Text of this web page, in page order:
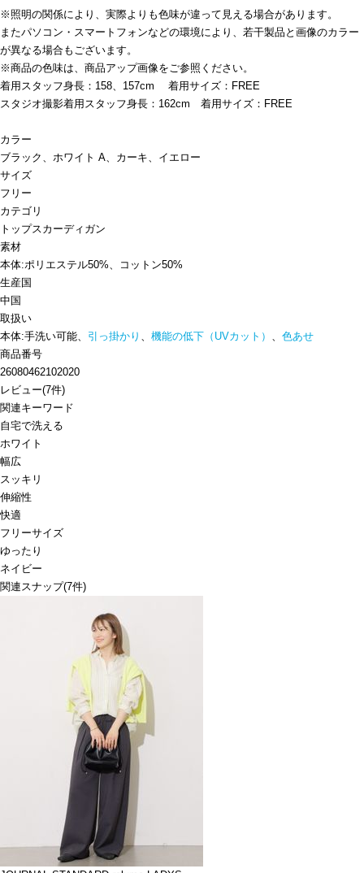
※照明の関係により、実際よりも色味が違って見える場合があります。
またパソコン・スマートフォンなどの環境により、若干製品と画像のカラー
が異なる場合もございます。
※商品の色味は、商品アップ画像をご参照ください。
着用スタッフ身長：158、157cm 着用サイズ：FREE
スタジオ撮影着用スタッフ身長：162cm 着用サイズ：FREE
カラー
ブラック、ホワイト A、カーキ、イエロー
サイズ
フリー
カテゴリ
トップスカーディガン
素材
本体:ポリエステル50%、コットン50%
生産国
中国
取扱い
本体:手洗い可能、 引っ掛かり 、 機能の低下（UVカット） 、 色あせ
商品番号
26080462102020
レビュー(7件)
関連キーワード
自宅で洗える
ホワイト
幅広
スッキリ
伸縮性
快適
フリーサイズ
ゆったり
ネイビー
関連スナップ(7件)